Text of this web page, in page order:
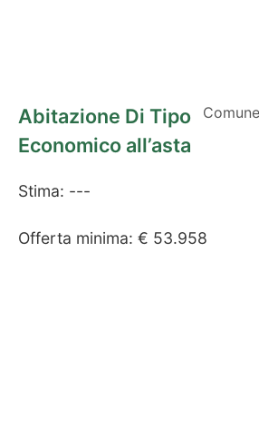
Abitazione Di Tipo
Economico all’asta
Stima: ---
Offerta minima: € 53.958